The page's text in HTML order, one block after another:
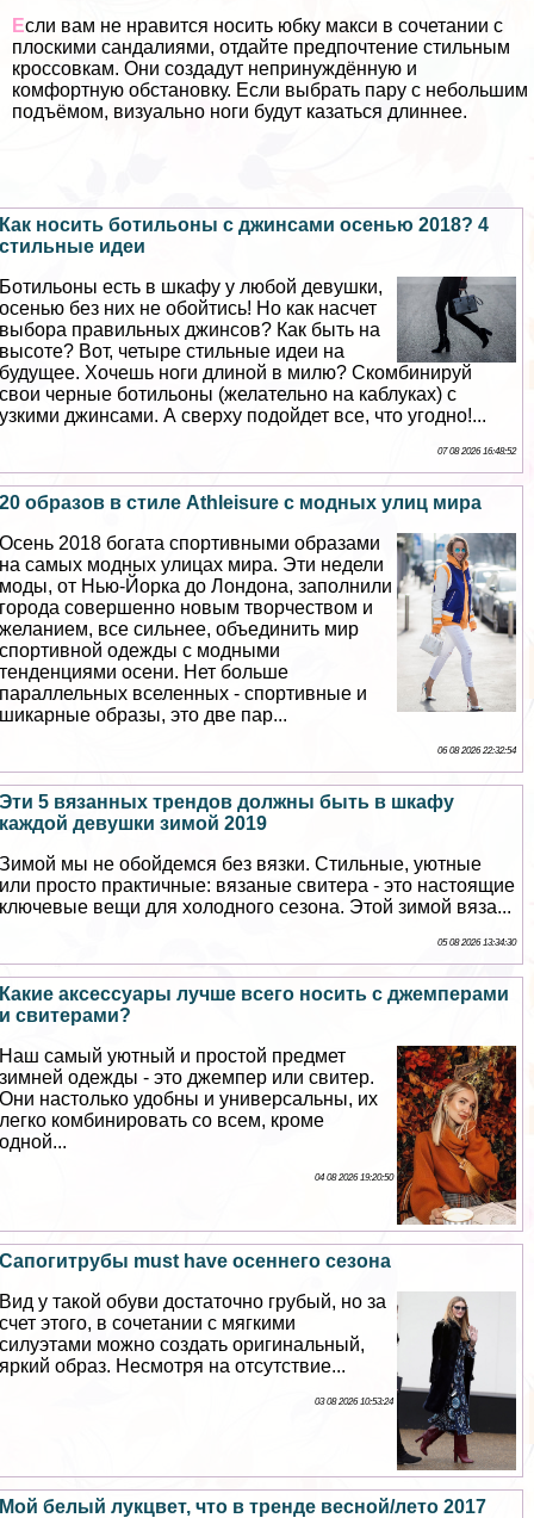
Если вам не нравится носить юбку макси в сочетании с
плоскими сандалиями, отдайте предпочтение стильным
кроссовкам. Они создадут непринуждённую и
комфортную обстановку. Если выбрать пару с небольшим
подъёмом, визуально ноги будут казаться длиннее.
Как носить ботильоны с джинсами осенью 2018? 4
стильные идеи
Ботильоны есть в шкафу у любой дeвyшки,
осенью без них не обойтись! Но как насчет
выбора правильных джинсов? Как быть на
высоте? Вот, четыре стильные идеи на
будущее. Хочешь ноги длиной в милю? Скомбинируй
свои черные ботильоны (желательно на каблуках) с
узкими джинсами. А сверху подойдет все, что угодно!...
07 08 2026 16:48:52
20 образов в стиле Аthleisure с модных улиц мира
Осень 2018 богата спортивными образами
на самых модных улицах мира. Эти недели
моды, от Нью-Йорка до Лондона, заполнили
города совершенно новым творчеством и
желанием, все сильнее, объединить мир
спортивной одежды с модными
тенденциями осени. Нет больше
параллельных вселенных - спортивные и
шикарные образы, это две пар...
06 08 2026 22:32:54
Эти 5 вязанных трендов должны быть в шкафу
каждой дeвyшки зимой 2019
Зимой мы не обойдемся без вязки. Стильные, уютные
или просто пpaктичные: вязаные свитера - это настоящие
ключевые вещи для холодного сезона. Этой зимой вяза...
05 08 2026 13:34:30
Какие аксессуары лучше всего носить с джемперами
и свитерами?
Наш самый уютный и простой предмет
зимней одежды - это джемпер или свитер.
Они настолько удобны и универсальны, их
легко комбинировать со всем, кроме
одной...
04 08 2026 19:20:50
Сапогитрубы must have осеннего сезона
Вид у такой обуви достаточно грубый, но за
счет этого, в сочетании с мягкими
силуэтами можно создать оригинальный,
яркий образ. Несмотря на отсутствие...
03 08 2026 10:53:24
Мой белый лукцвет, что в тренде весной/лето 2017